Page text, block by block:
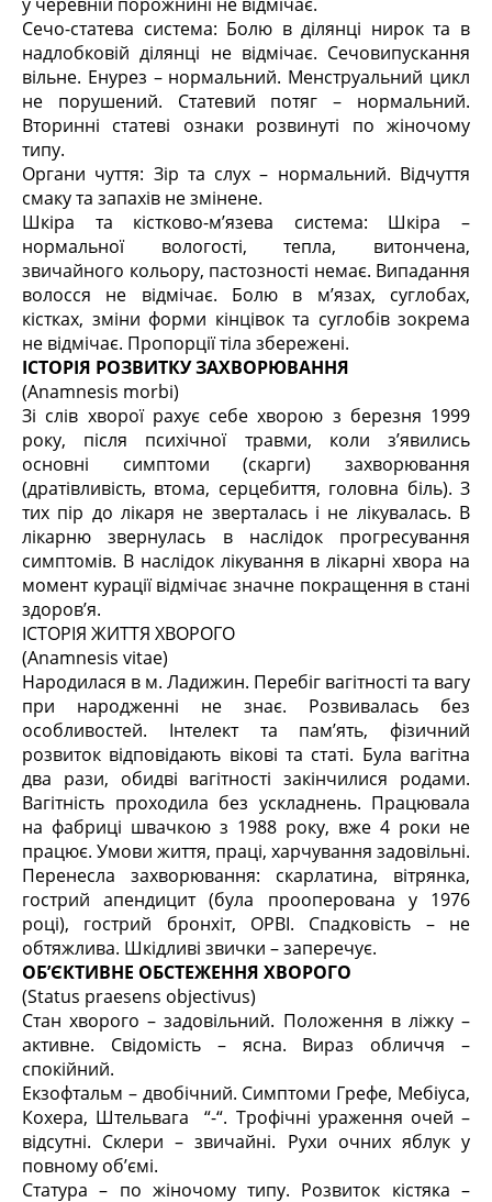
Сечо-статева система: Болю в ділянці нирок та в
надлобковій ділянці не відмічає. Сечовипускання
вільне. Енурез – нормальний. Менструальний цикл
не порушений. Статевий потяг – нормальний.
Вторинні статеві ознаки розвинуті по жіночому
типу.
Органи чуття: Зір та слух – нормальний. Відчуття
смаку та запахів не змінене.
Шкіра та кістково-м’язева система: Шкіра –
нормальної вологості, тепла, витончена,
звичайного кольору, пастозності немає. Випадання
волосся не відмічає. Болю в м’язах, суглобах,
кістках, зміни форми кінцівок та суглобів зокрема
не відмічає. Пропорції тіла збережені.
ІСТОРІЯ РОЗВИТКУ ЗАХВОРЮВАННЯ
(Anamnesis morbi)
Зі слів хворої рахує себе хворою з березня 1999
року, після психічної травми, коли з’явились
основні симптоми (скарги) захворювання
(дратівливість, втома, серцебиття, головна біль). З
тих пір до лікаря не зверталась і не лікувалась. В
лікарню звернулась в наслідок прогресування
симптомів. В наслідок лікування в лікарні хвора на
момент курації відмічає значне покращення в стані
здоров’я.
ІСТОРІЯ ЖИТТЯ ХВОРОГО
(Anamnesis vitae)
Народилася в м. Ладижин. Перебіг вагітності та вагу
при народженні не знає. Розвивалась без
особливостей. Інтелект та пам’ять, фізичний
розвиток відповідають вікові та статі. Була вагітна
два рази, обидві вагітності закінчилися родами.
Вагітність проходила без ускладнень. Працювала
на фабриці швачкою з 1988 року, вже 4 роки не
працює. Умови життя, праці, харчування задовільні.
Перенесла захворювання: скарлатина, вітрянка,
гострий апендицит (була прооперована у 1976
році), гострий бронхіт, ОРВІ. Спадковість – не
обтяжлива. Шкідливі звички – заперечує.
ОБ’ЄКТИВНЕ ОБСТЕЖЕННЯ ХВОРОГО
(Status praesens objectivus)
Стан хворого – задовільний. Положення в ліжку –
активне. Свідомість – ясна. Вираз обличчя –
спокійний.
Екзофтальм – двобічний. Симптоми Грефе, Мебіуса,
Кохера, Штельвага “-“. Трофічні ураження очей –
відсутні. Склери – звичайні. Рухи очних яблук у
повному об’ємі.
Статура – по жіночому типу. Розвиток кістяка –